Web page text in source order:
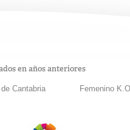
en años anteriores
Cantabria Femenino